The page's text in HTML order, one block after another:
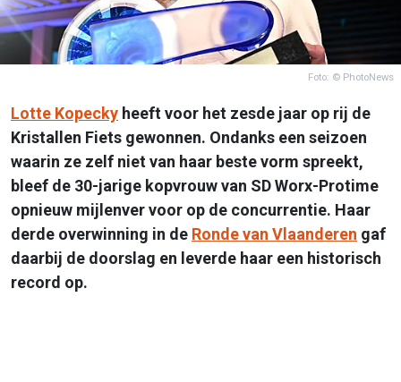
Foto: © PhotoNews
Lotte Kopecky heeft voor het zesde jaar op rij de
Kristallen Fiets gewonnen. Ondanks een seizoen
waarin ze zelf niet van haar beste vorm spreekt,
bleef de 30-jarige kopvrouw van SD Worx-Protime
opnieuw mijlenver voor op de concurrentie. Haar
derde overwinning in de Ronde van Vlaanderen gaf
daarbij de doorslag en leverde haar een historisch
record op.